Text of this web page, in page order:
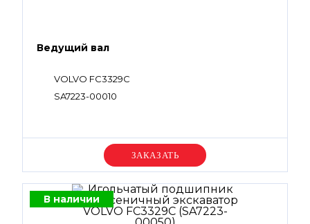
Ведущий вал
VOLVO FC3329C
SA7223-00010
Уточняйте цену
В наличии